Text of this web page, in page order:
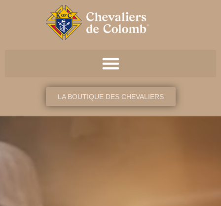
LA BOUTIQUE DES CHEVALIERS